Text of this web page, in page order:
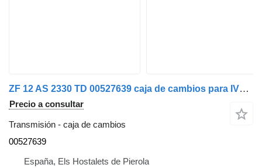
ZF 12 AS 2330 TD 00527639 caja de cambios para IVECO 440S50 camión
Precio a consultar
Transmisión - caja de cambios
00527639
España, Els Hostalets de Pierola